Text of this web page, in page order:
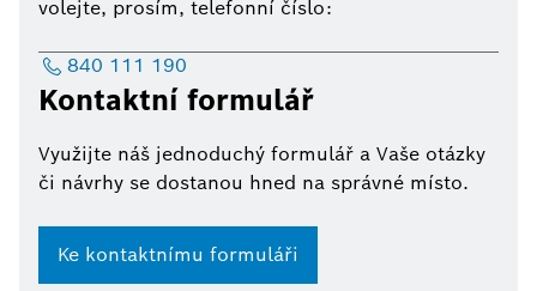
volejte, prosím, telefonní číslo:
840 111 190
Kontaktní formulář
Využijte náš jednoduchý formulář a Vaše otázky
či návrhy se dostanou hned na správné místo.
Ke kontaktnímu formuláři